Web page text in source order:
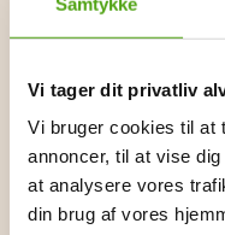
Vi tager dit privatliv
Vi bruger cookies til at
annoncer, til at vise
at analysere vores
din brug af vores
dig personlige
grund til at forkæle dig
Weekday ofte
oplevelse med
er